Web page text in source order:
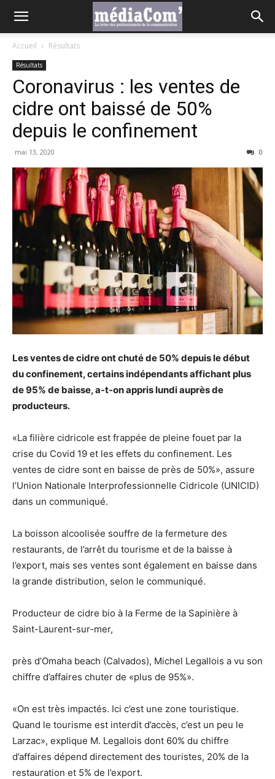
Accueil Résultats
Résultats
Coronavirus : les ventes de
cidre ont baissé de 50%
depuis le confinement
mai 13, 2020 0
Les ventes de cidre ont chuté de 50% depuis le début
du confinement, certains indépendants affichant plus
de 95% de baisse, a-t-on appris lundi auprès de
producteurs.
«La filière cidricole est frappée de pleine fouet par la
crise du Covid 19 et les effets du confinement. Les
ventes de cidre sont en baisse de près de 50%», assure
l’Union Nationale Interprofessionnelle Cidricole (UNICID)
dans un communiqué.
La boisson alcoolisée souffre de la fermeture des
restaurants, de l’arrêt du tourisme et de la baisse à
l’export, mais ses ventes sont également en baisse dans
la grande distribution, selon le communiqué.
Producteur de cidre bio à la Ferme de la Sapinière à
Saint-Laurent-sur-mer,
près d’Omaha beach (Calvados), Michel Legallois a vu son
chiffre d’affaires chuter de «plus de 95%».
«On est très impactés. Ici c’est une zone touristique.
Quand le tourisme est interdit d’accès, c’est un peu le
Larzac», explique M. Legallois dont 60% du chiffre
d’affaires dépend directement des touristes, 20% de la
restauration et 5% de l’export.